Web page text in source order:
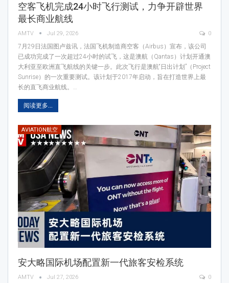
空客飞机完成24小时飞行测试，力争开辟世界
最长商业航线
AMTV Jul 29, 2026 0
7月29日法国图卢兹讯，法国飞机制造商空客（Airbus）宣布，该公司
已成功完成了一次超过24小时的试飞，这是澳航（Qantas）计划开通澳
大利亚至欧洲直飞航线的关键一步。此次飞行是澳航“日出计划”（Project
Sunrise）的一次重要测试。该计划于2017年启动，旨在打造世界上最
长的直飞商业航线。…
阅读更多...
AVIATION航空
安大略国际机场配置新一代旅客安检系统
AMTV Jul 27, 2026 0